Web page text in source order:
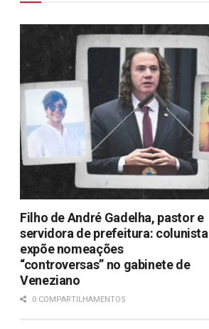
Filho de André Gadelha, pastor e
servidora de prefeitura: colunista
expõe nomeações
“controversas” no gabinete de
Veneziano
0 COMPARTILHAMENTOS